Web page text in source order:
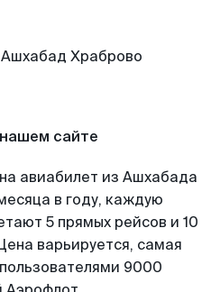
сайте
авиабилет из Ашхабада
в году, каждую
5 прямых рейсов и 10
варьируется, самая
9000